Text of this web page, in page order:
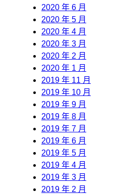
2020 年 6 月
2020 年 5 月
2020 年 4 月
2020 年 3 月
2020 年 2 月
2020 年 1 月
2019 年 11 月
2019 年 10 月
2019 年 9 月
2019 年 8 月
2019 年 7 月
2019 年 6 月
2019 年 5 月
2019 年 4 月
2019 年 3 月
2019 年 2 月